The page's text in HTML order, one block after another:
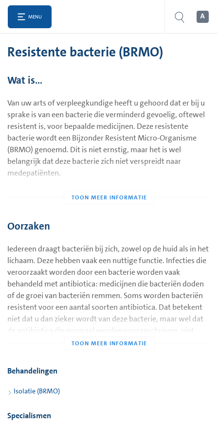
MENU
Resistente bacterie (BRMO)
Wat is…
Van uw arts of verpleegkundige heeft u gehoord dat er bij u
sprake is van een bacterie die verminderd gevoelig, oftewel
resistent is, voor bepaalde medicijnen. Deze resistente
bacterie wordt een Bijzonder Resistent Micro-Organisme
(BRMO) genoemd. Dit is niet ernstig, maar het is wel
belangrijk dat deze bacterie zich niet verspreidt naar
medepatiënten.
Oorzaken
Iedereen draagt bacteriën bij zich, zowel op de huid als in het
lichaam. Deze hebben vaak een nuttige functie. Infecties die
veroorzaakt worden door een bacterie worden vaak
behandeld met antibiotica: medicijnen die bacteriën doden
of de groei van bacteriën remmen. Soms worden bacteriën
resistent voor een aantal soorten antibiotica. Dat betekent
niet dat u dan zieker wordt van deze bacterie, maar wel dat
de antibiotica die normaal worden voorgeschreven, niet
helpen. De arts heeft dan minder keuze uit soorten
een infectie met een BRMO te behandelen.
Een veel voorkomende vorm van BRMO is een bacterie
Spectrum Bèta-Lactamase). De ESBL-dragende bacterie is een
Behandelingen
Isolatie (BRMO)
Specialismen